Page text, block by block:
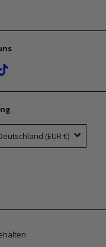
Deutschland (EUR €)